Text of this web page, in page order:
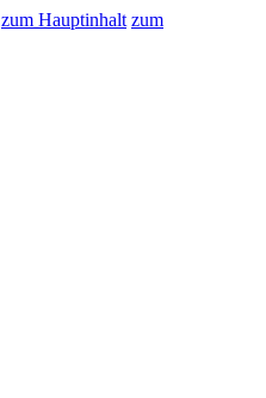
zum Hauptinhalt zum